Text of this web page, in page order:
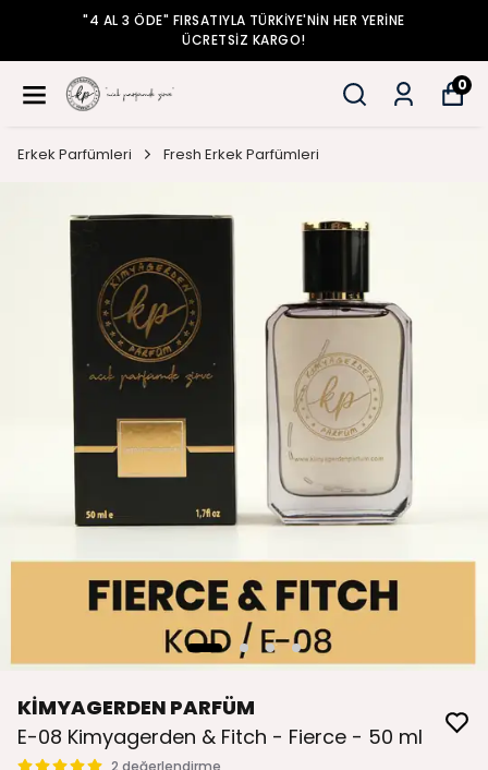
"4 AL 3 ÖDE" FIRSATIYLA TÜRKİYE'NİN HER
0
Erkek Parfümleri Fresh Erkek Parfümleri
KİMYAGERDEN PARFÜM
E-08 Kimyagerden & Fitch - Fierce - 50 ml
2 değerlendirme